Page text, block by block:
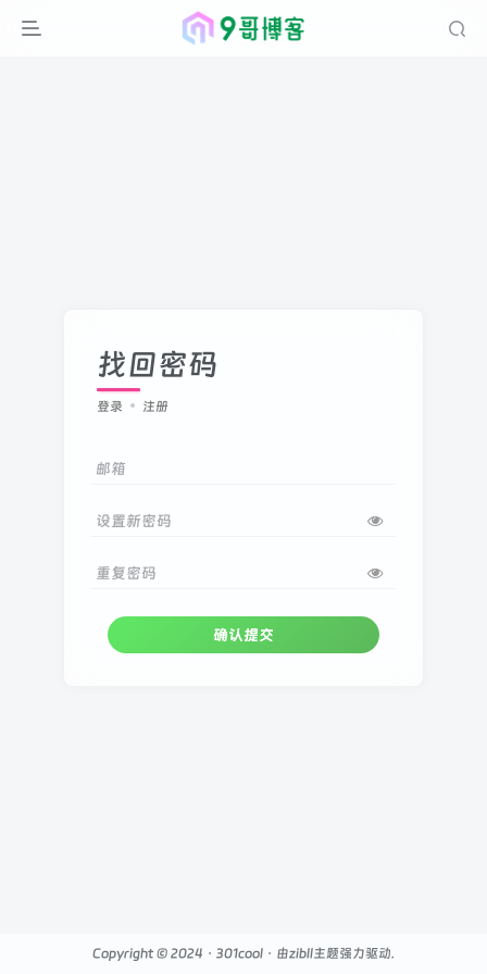
找回密码
登录 注册
邮箱
设置新密码
重复密码
确认提交
Copyright © 2024 · 301cool · 由zibll主题强力驱动.